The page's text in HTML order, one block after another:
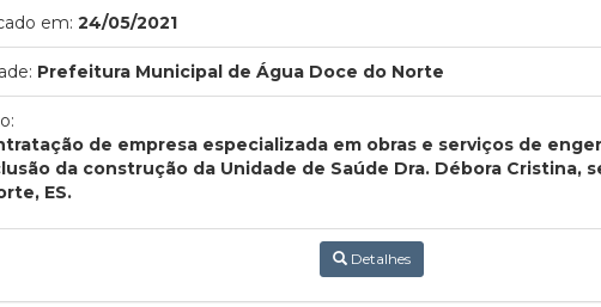
em: 24/05/2021
Prefeitura Municipal de Água Doce do Norte
de empresa especializada em obras e serviços de
da construção da Unidade de Saúde Dra. Débora Cristina,
ES.
Detalhes